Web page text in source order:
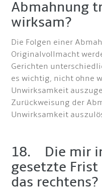
Abmahnung
wirksam?
Die Folgen einer
Originalvollmacht
Gerichten
es wichtig, nicht ohne
Unwirksamkeit
Zurückweisung der
Unwirksamkeit
18. Die mir
gesetzte
das rechtens?